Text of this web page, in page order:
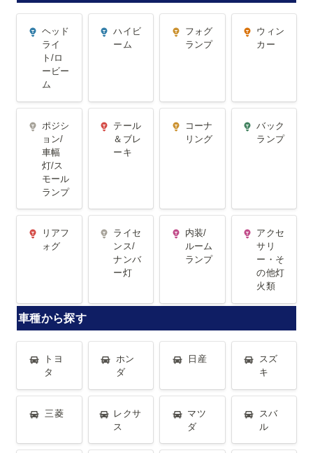
ト/ロービー
ヘッド
ライ
ト/ロ
ービー
ム
ハイビーム
ハイビ
ーム
フォグ
ランプ
ウィン
カー
車幅灯/スモ
ールランプ
ポジシ
ョン/
車幅
灯/ス
モール
ランプ
レーキ
テール
＆ブレ
ーキ
コーナ
リング
バック
ランプ
リアフ
ォグ
ナンバー灯
ライセ
ンス/
ナンバ
ー灯
内装/ルーム
ランプ
内装/
ルーム
ランプ
ー・その他
アクセ
サリ
ー・そ
の他灯
火類
車種から探す
トヨ
タ
ホン
ダ
日産
スズ
キ
三菱
レクサ
ス
マツ
ダ
スバ
ル